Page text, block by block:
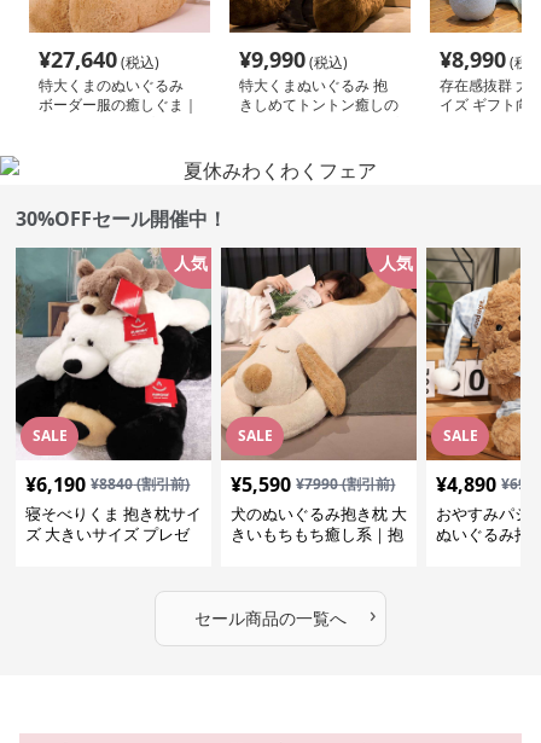
¥27,640(税込)
特大くまのぬいぐるみ
ボーダー服の癒しぐま｜
¥9,990(税込)
特大くまぬいぐるみ 抱
きしめてトントン癒しの
ぬいぐるみ
¥8,990(税
存在感抜群 大
イズ ギフト向
30%OFFセール開催中！
SALE
人気
¥6,190 ¥8840(割引前)
寝そべりくま 抱き枕サイ
ズ 大きいサイズ プレゼ
SALE
人気
¥5,590 ¥7990(割引前)
犬のぬいぐるみ抱き枕 大
きいもちもち癒し系｜抱
SALE
¥4,890 ¥
おやすみパジ
ぬいぐるみ抱
セール商品の一覧へ ›